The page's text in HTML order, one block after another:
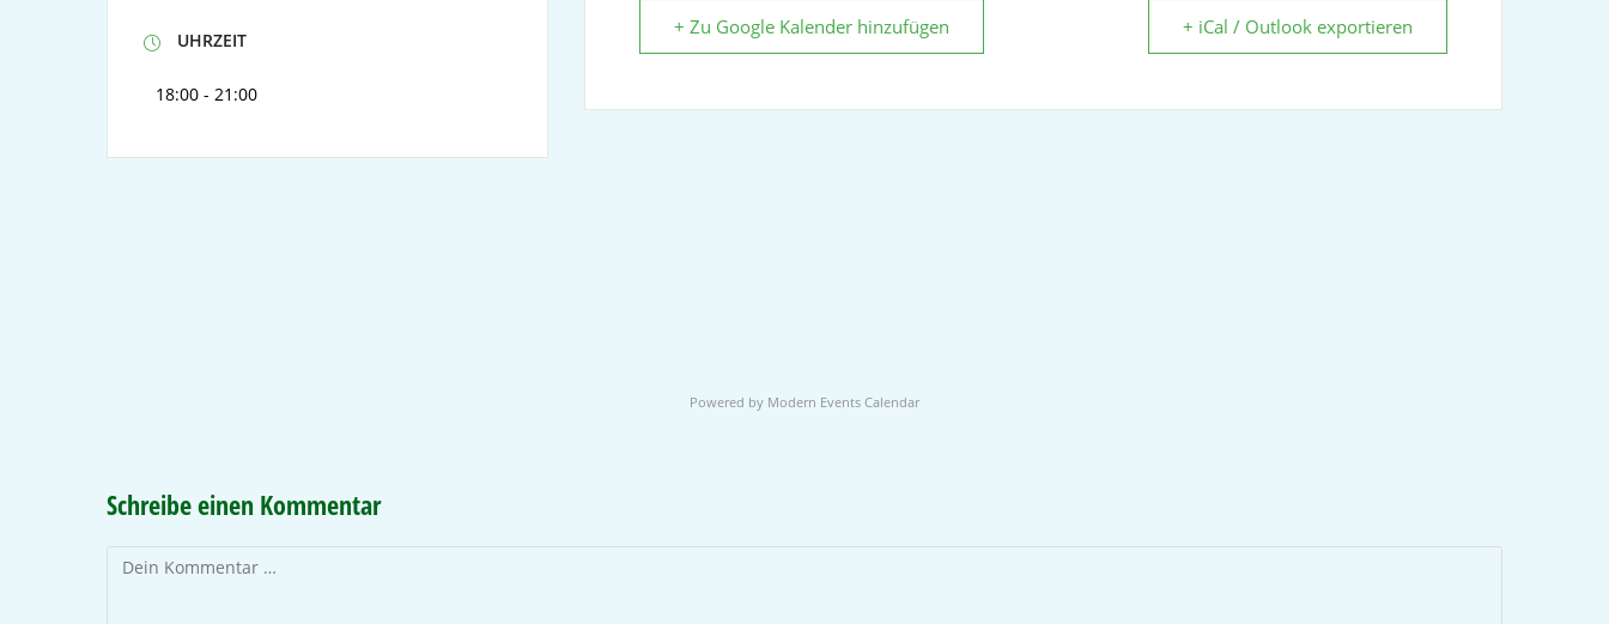
UHRZEIT
18:00 - 21:00
+ Zu Google Kalender hinzufügen + iCal / Outlook exportieren
Powered by Modern Events Calendar
Schreibe einen Kommentar